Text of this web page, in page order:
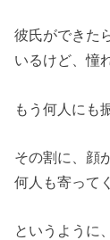
彼氏ができた
いるけど、憧
もう何人にも
その割に、顔
何人も寄って
というように